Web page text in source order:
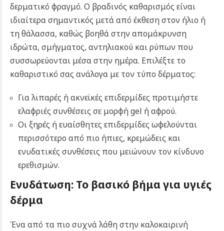
δερματικό φραγμό. Ο βραδινός καθαρισμός είναι
ιδιαίτερα σημαντικός μετά από έκθεση στον ήλιο ή
τη θάλασσα, καθώς βοηθά στην απομάκρυνση
ιδρώτα, σμήγματος, αντηλιακού και ρύπων που
συσσωρεύονται μέσα στην ημέρα. Επιλέξτε το
καθαριστικό σας ανάλογα με τον τύπο δέρματος:
Για λιπαρές ή ακνεϊκές επιδερμίδες προτιμήστε
ελαφριές συνθέσεις σε μορφή gel ή αφρού.
Οι ξηρές ή ευαίσθητες επιδερμίδες ωφελούνται
περισσότερο από πιο ήπιες, κρεμώδεις και
ενυδατικές συνθέσεις που μειώνουν τον κίνδυνο
ερεθισμών.
Ενυδάτωση: Το βασικό βήμα για υγιές
δέρμα
Ένα από τα πιο συχνά λάθη στην καλοκαιρινή